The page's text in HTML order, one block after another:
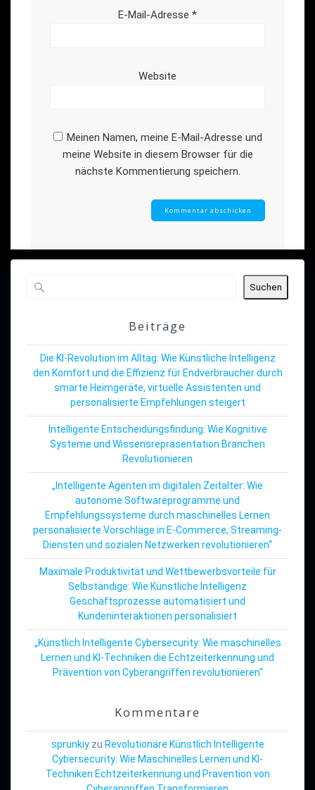
E-Mail-Adresse *
Website
Meinen Namen, meine E-Mail-Adresse und
meine Website in diesem Browser für die
nächste Kommentierung speichern.
Suchen
Beiträge
Die KI-Revolution im Alltag: Wie Künstliche Intelligenz
den Komfort und die Effizienz für Endverbraucher durch
smarte Heimgeräte, virtuelle Assistenten und
personalisierte Empfehlungen steigert
Intelligente Entscheidungsfindung: Wie Kognitive
Systeme und Wissensrepräsentation Branchen
Revolutionieren
„Intelligente Agenten im digitalen Zeitalter: Wie
autonome Softwareprogramme und
Empfehlungssysteme durch maschinelles Lernen
personalisierte Vorschläge in E-Commerce, Streaming-
Diensten und sozialen Netzwerken revolutionieren“
Maximale Produktivität und Wettbewerbsvorteile für
Selbständige: Wie Künstliche Intelligenz
Geschäftsprozesse automatisiert und
Kundeninteraktionen personalisiert
„Künstlich Intelligente Cybersecurity: Wie maschinelles
Lernen und KI-Techniken die Echtzeiterkennung und
Prävention von Cyberangriffen revolutionieren“
Kommentare
sprunkiyzu Revolutionäre Künstlich Intelligente
Cybersecurity: Wie Maschinelles Lernen und KI-
Techniken Echtzeiterkennung und Prävention von